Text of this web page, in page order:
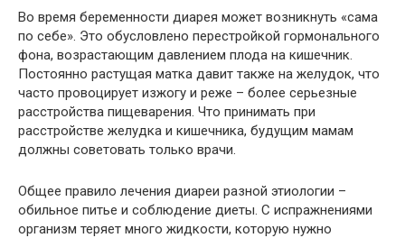
Во время беременности диарея может возникнуть «сама
по себе». Это обусловлено перестройкой гормонального
фона, возрастающим давлением плода на кишечник.
Постоянно растущая матка давит также на желудок, что
часто провоцирует изжогу и реже – более серьезные
расстройства пищеварения. Что принимать при
расстройстве желудка и кишечника, будущим мамам
должны советовать только врачи.
Общее правило лечения диареи разной этиологии –
обильное питье и соблюдение диеты. С испражнениями
организм теряет много жидкости, которую нужно